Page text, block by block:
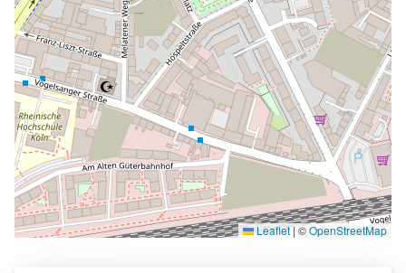
Leaflet|©OpenStreetMap